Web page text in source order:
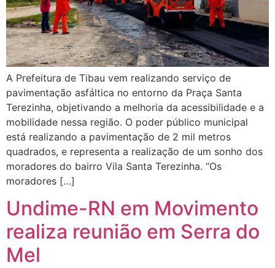
A Prefeitura de Tibau vem realizando serviço de
pavimentação asfáltica no entorno da Praça Santa
Terezinha, objetivando a melhoria da acessibilidade e a
mobilidade nessa região. O poder público municipal
está realizando a pavimentação de 2 mil metros
quadrados, e representa a realização de um sonho dos
moradores do bairro Vila Santa Terezinha. “Os
moradores […]
Undime-RN em Movimento
realiza reunião em Serra do
Mel